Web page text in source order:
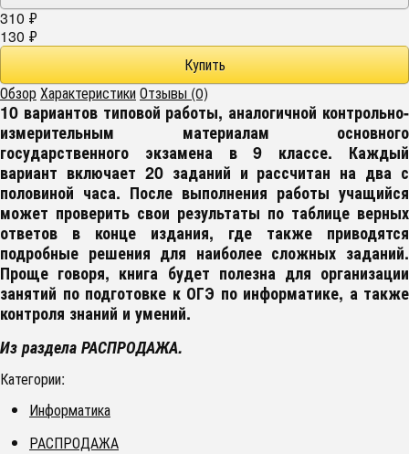
310 ₽
130 ₽
ОбзорХарактеристикиОтзывы (0)
10 вариантов типовой работы, аналогичной контрольно-
измерительным материалам основного
государственного экзамена в 9 классе. Каждый
вариант включает 20 заданий и рассчитан на два с
половиной часа. После выполнения работы учащийся
может проверить свои результаты по таблице верных
ответов в конце издания, где также приводятся
подробные решения для наиболее сложных заданий.
Проще говоря, книга будет полезна для организации
занятий по подготовке к ОГЭ по информатике, а также
контроля знаний и умений.
Из раздела РАСПРОДАЖА.
Категории:
Информатика
РАСПРОДАЖА